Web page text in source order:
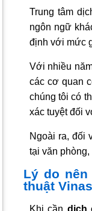
Trung tâm
ngôn ngữ
định với mức
Với nhiều
các cơ quan
chúng tôi có
xác tuyệt đối
Ngoài ra, đối
tại văn
Lý do
thuật